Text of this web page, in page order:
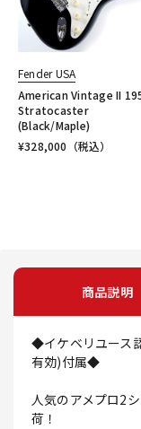
Fender USA
American Vintage II
Stratocaster
(Black/Maple)
¥328,000 （税込）
商品説明
◆イケベリユース
有効)付属◆
人気のアメプロ2
荷！